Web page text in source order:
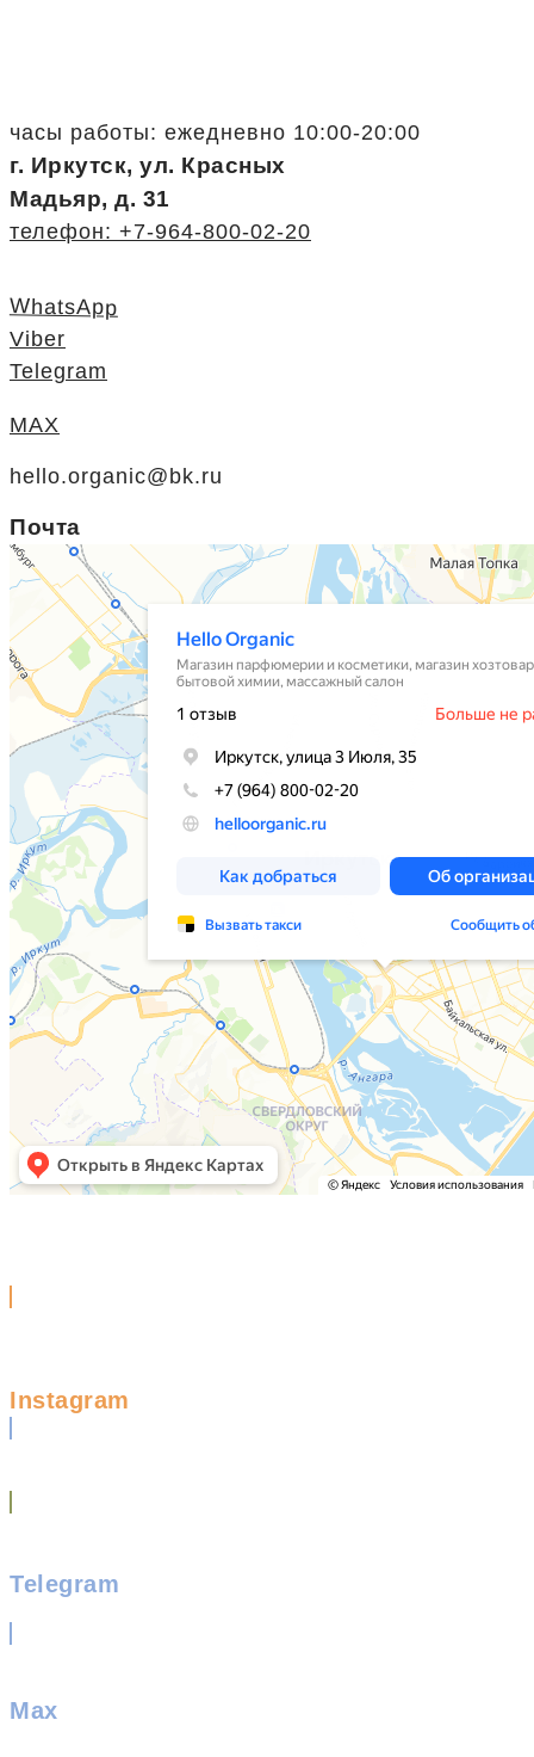
часы работы: ежедневно 10:00-20:00
г. Иркутск, ул. Красных
Мадьяр, д. 31
телефон: +7-964-800-02-20
WhatsApp
Viber
Telegram
MAX
hello.organic@bk.ru
Почта
Instagram
Telegram
Max